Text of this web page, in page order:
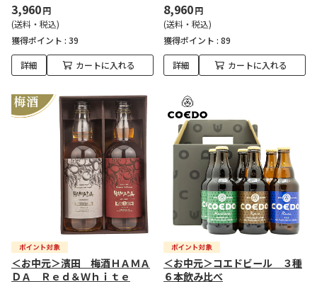
3,960円
(送料・税込)
獲得ポイント : 39
詳細 カートに入れる
8,960円
(送料・税込)
獲得ポイント : 89
詳細 カートに入れる
＜お中元＞濱田 梅酒ＨＡＭＡ
ＤＡ Ｒｅｄ＆Ｗｈｉｔｅ
＜お中元＞コエドビール ３種
６本飲み比べ